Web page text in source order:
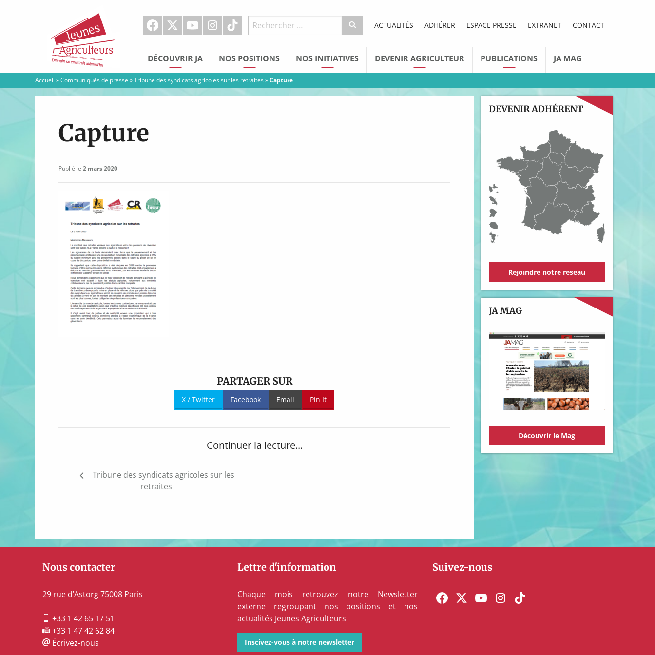
Agriculteurs
ACTUALITÉS ADHÉRER ESPACE PRESSE EXTRANET CONTACT
DÉCOUVRIR JA NOS POSITIONS NOS INITIATIVES DEVENIR AGRICULTEUR PUBLICATIONS JA MAG
Accueil »Communiqués de presse »Tribune des syndicats agricoles sur les retraites»Capture
Capture
Publié le 2 mars 2020
PARTAGER SUR
X / Twitter Facebook Email Pin It
Continuer la lecture...
Navigation
Tribune des syndicats agricoles sur les
retraites
DEVENIR ADHÉRENT
Rejoindre notre réseau
JA MAG
Découvrir le Mag
Nous contacter
29 rue d’Astorg 75008 Paris
+33 1 42 65 17 51
+33 1 47 42 62 84
Écrivez-nous
Lettre d'information
Chaque mois retrouvez notre Newsletter
externe regroupant nos positions et nos
actualités Jeunes Agriculteurs.
Inscivez-vous à notre newsletter
Suivez-nous